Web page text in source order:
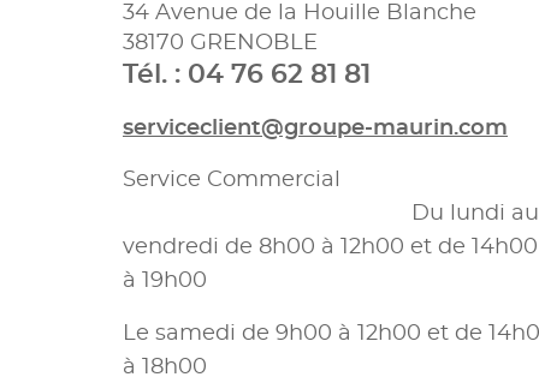
34 Avenue de la Houille Blanche
38170 GRENOBLE
Tél. : 04 76 62 81 81
serviceclient@groupe-maurin.com
Service Commercial
Du lundi au
vendredi de 8h00 à 12h00 et de 14h00
à 19h00
Le samedi de 9h00 à 12h00 et de
à 18h00